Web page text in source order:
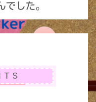
でした。